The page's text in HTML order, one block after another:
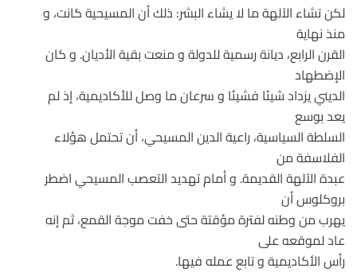
لكن تشاء الآلهة ما لا يشاء البشر: ذلك أن المسيحية كانت، و
منذ نهاية
القرن الرابع، ديانة رسمية للدولة و منعت بقية الأديان. و كان
الإضطهاد
الديني يزداد شيئا فشيئا و سرعان ما وصل للأكاديمية، إذ لم
يعد بوسع
السلطة السياسية، راعية الدين المسيحي، أن تحتمل هؤلاء
الفلاسفة من
عبدة الآلهة القديمة. و أمام تهديد التعصب المسيحي اضطر
بروكلوس أن
يهرب من وطنه لفترة مؤقتة حتى خفت موجة القمع، ثم إنه
عاد لموقعه على
رأس الأكاديمية و تابع عمله فيها.